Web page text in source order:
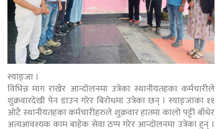
स्याङ्जा ।
विभिन्न माग राखेर आन्दोलनमा उत्रेका स्थानीयतहका कर्मचारीले
शुक्रवारदेखी पेन डाउन गरेर बिरोधमा उत्रेका छन् । स्याङ्जाका ११
ओटै स्थानीयतहका कर्मचारीहरुले शुक्रवार हातमा कालो पट्टी बाँधेर
अत्यआवश्यक काम बाहेक सेवा ठप्प गरेर आन्दोलनमा उत्रेका हुन् ।